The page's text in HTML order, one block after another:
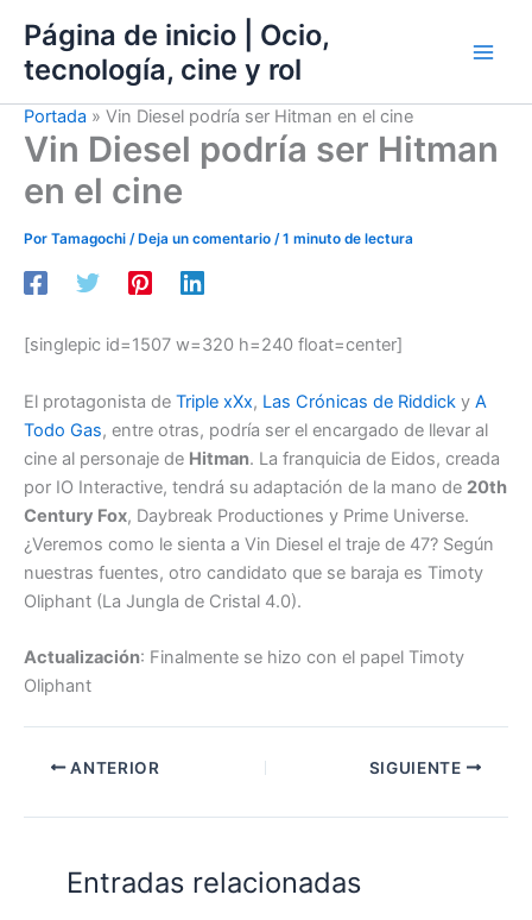
contenido
Página de inicio | Ocio,
tecnología, cine y rol
Portada » Vin Diesel podría ser Hitman en el cine
Vin Diesel podría ser Hitman
en el cine
Por Tamagochi / Deja un comentario /1 minuto de lectura
[singlepic id=1507 w=320 h=240 float=center]
El protagonista de Triple xXx, Las Crónicas de Riddick y A
Todo Gas, entre otras, podría ser el encargado de llevar al
cine al personaje de Hitman. La franquicia de Eidos, creada
por IO Interactive, tendrá su adaptación de la mano de 20th
Century Fox, Daybreak Productiones y Prime Universe.
¿Veremos como le sienta a Vin Diesel el traje de 47? Según
nuestras fuentes, otro candidato que se baraja es Timoty
Oliphant (La Jungla de Cristal 4.0).
Actualización: Finalmente se hizo con el papel Timoty
Oliphant
ANTERIOR SIGUIENTE
Entradas relacionadas